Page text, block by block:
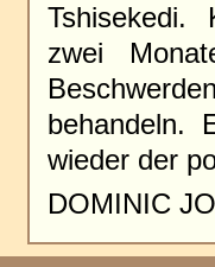
Tshisekedi.
zwei
behandeln.
wieder der
DOMINIC